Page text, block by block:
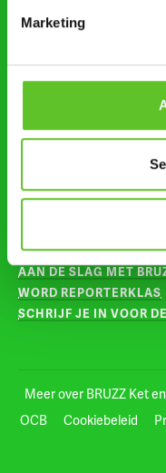
Marketing
VOOR
AAN DE SLAG MET
WORD REPORTERKLAS
SCHRIJF JE IN VOOR
Meer over BRUZZ Ket
OCB
Cookiebeleid